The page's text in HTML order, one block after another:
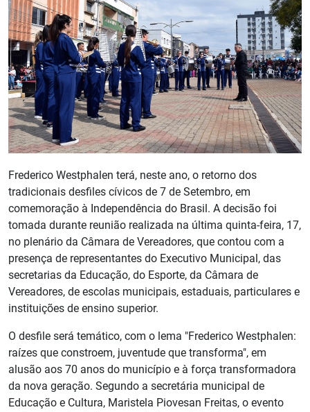
Frederico Westphalen terá, neste ano, o retorno dos
tradicionais desfiles cívicos de 7 de Setembro, em
comemoração à Independência do Brasil. A decisão foi
tomada durante reunião realizada na última quinta-feira, 17,
no plenário da Câmara de Vereadores, que contou com a
presença de representantes do Executivo Municipal, das
secretarias da Educação, do Esporte, da Câmara de
Vereadores, de escolas municipais, estaduais, particulares e
instituições de ensino superior.
O desfile será temático, com o lema "Frederico Westphalen:
raízes que constroem, juventude que transforma", em
alusão aos 70 anos do município e à força transformadora
da nova geração. Segundo a secretária municipal de
Educação e Cultura, Maristela Piovesan Freitas, o evento